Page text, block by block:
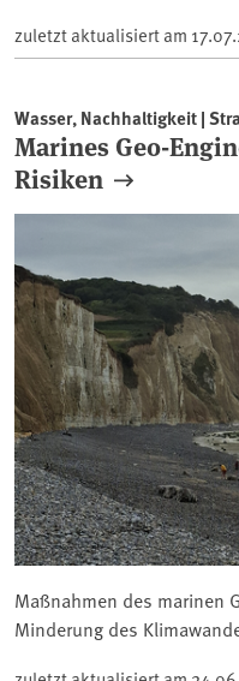
zuletzt aktualisiert am
Wasser, Nachhaltigkeit |
Marines Geo-
Risiken
Maßnahmen des marinen
Minderung des